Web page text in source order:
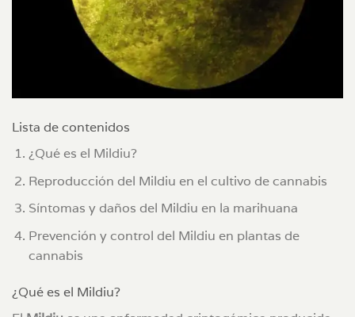
Lista de contenidos
¿Qué es el Mildiu?
Reproducción del Mildiu en el cultivo de cannabis
Síntomas y daños del Mildiu en la marihuana
Prevención y control del Mildiu en plantas de
cannabis
¿Qué es el Mildiu?